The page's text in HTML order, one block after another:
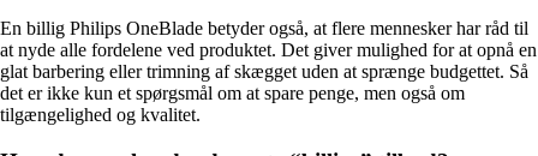
En billig Philips OneBlade betyder også, at flere mennesker har råd til
at nyde alle fordelene ved produktet. Det giver mulighed for at opnå en
glat barbering eller trimning af skægget uden at sprænge budgettet. Så
det er ikke kun et spørgsmål om at spare penge, men også om
tilgængelighed og kvalitet.